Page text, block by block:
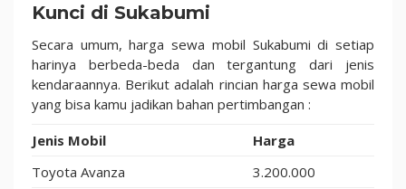
Kunci di Sukabumi
Secara umum, harga sewa mobil Sukabumi di setiap
harinya berbeda-beda dan tergantung dari jenis
kendaraannya. Berikut adalah rincian harga sewa mobil
yang bisa kamu jadikan bahan pertimbangan :
Jenis Mobil
Harga
Toyota Avanza
3.200.000